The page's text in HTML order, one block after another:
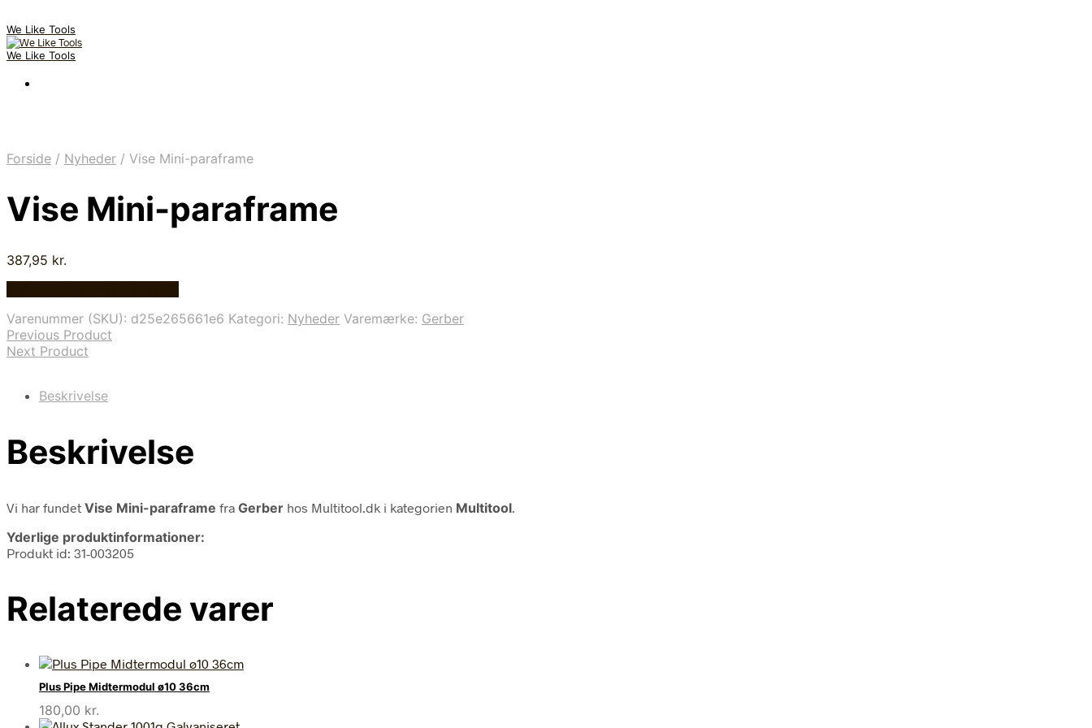
We Like Tools
We Like Tools
Forside / Nyheder / Vise Mini-paraframe
Vise Mini-paraframe
387,95 kr.
Varenummer (SKU): d25e265661e6 Kategori: Nyheder Varemærke: Gerber
Previous Product
Next Product
Beskrivelse
Beskrivelse
Vi har fundet Vise Mini-paraframe fra Gerber hos Multitool.dk i kategorien Multitool
Yderlige produktinformationer:
Produkt id: 31-003205
Relaterede varer
Plus Pipe Midtermodul ø10 36cm
180,00 kr.